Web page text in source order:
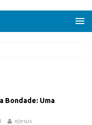
Bondade: Uma
eJesus